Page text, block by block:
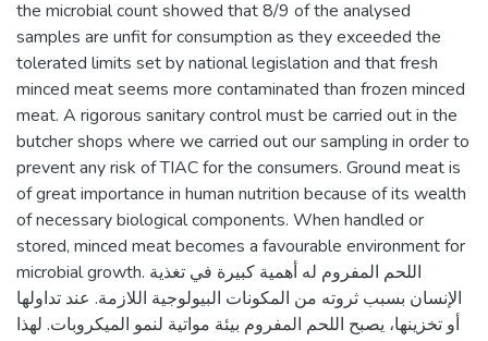
the microbial count showed that 8/9 of the analysed
samples are unfit for consumption as they exceeded the
tolerated limits set by national legislation and that fresh
minced meat seems more contaminated than frozen minced
meat. A rigorous sanitary control must be carried out in the
butcher shops where we carried out our sampling in order to
prevent any risk of TIAC for the consumers. Ground meat is
of great importance in human nutrition because of its wealth
of necessary biological components. When handled or
stored, minced meat becomes a favourable environment for
microbial growth. اللحم المفروم له أهمية كبيرة في تغذية
الإنسان بسبب ثروته من المكونات البيولوجية اللازمة. عند تداولها
أو تخزينها، يصبح اللحم المفروم بيئة مواتية لنمو الميكروبات. لهذا